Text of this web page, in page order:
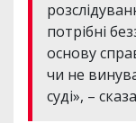
потрібні
основу
чи не
суді», –